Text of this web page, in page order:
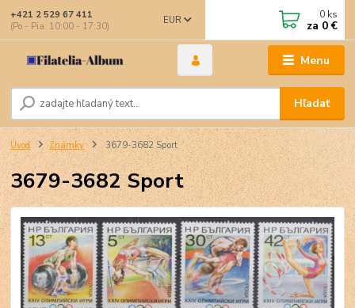
Menu
EUR
Hľadať
+421 2 529 67 411
(Po - Pia: 10:00 - 17:30)
0 ks
za 0 €
Úvod Známky 3679-3682 Sport
3679-3682 Sport